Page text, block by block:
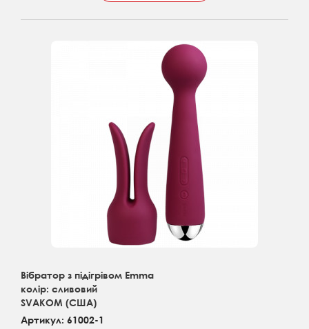
Вібратор з підігрівом Emma
колір: сливовий
SVAKOM (США)
Артикул: 61002-1